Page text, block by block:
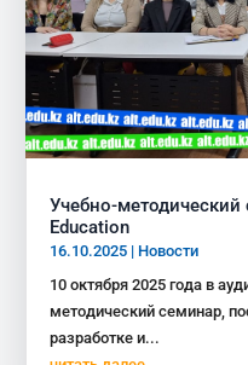
Учебно-
Education
16.10.2025 | Новости
10 октября 2025 года в
методический семинар,
разработке и...